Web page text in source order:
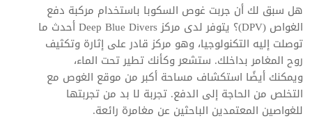
هل سبق لك أن جربت غوص السكوبا باستخدام مركبة دفع
الغواص (DPV)؟ يتوفر لدى مركز Deep Blue Divers أحدث ما
توصلت إليه التكنولوجيا، وهو مركز قادر على إثارة وتكثيف
روح المغامر بداخلك. ستشعر وكأنك تطير تحت الماء،
ويمكنك أيضًا استكشاف مساحة أكبر من موقع الغوص مع
التخلص من الحاجة إلى الدفع. تجربة لا بد من تجربتها
للغواصين المعتمدين الباحثين عن مغامرة رائعة.